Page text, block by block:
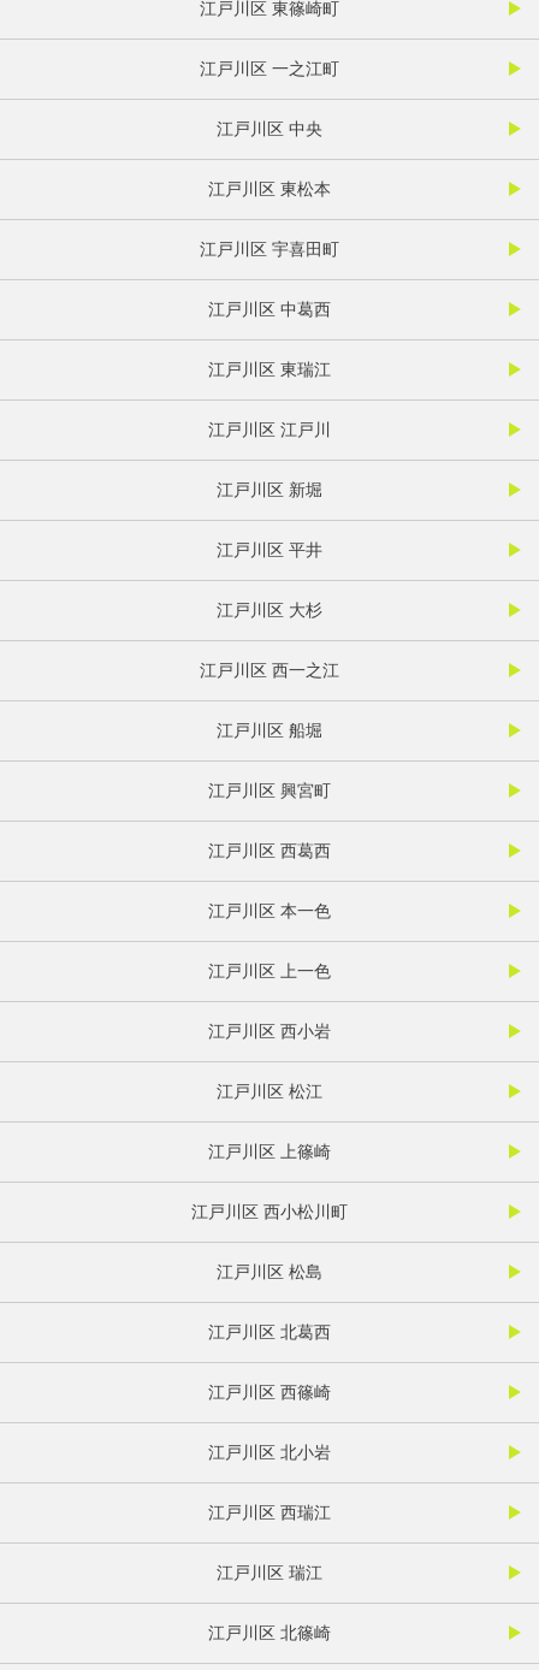
江戸川区 東篠崎町
江戸川区 一之江町
江戸川区 中央
江戸川区 東松本
江戸川区 宇喜田町
江戸川区 中葛西
江戸川区 東瑞江
江戸川区 江戸川
江戸川区 新堀
江戸川区 平井
江戸川区 大杉
江戸川区 西一之江
江戸川区 船堀
江戸川区 興宮町
江戸川区 西葛西
江戸川区 本一色
江戸川区 上一色
江戸川区 西小岩
江戸川区 松江
江戸川区 上篠崎
江戸川区 西小松川町
江戸川区 松島
江戸川区 北葛西
江戸川区 西篠崎
江戸川区 北小岩
江戸川区 西瑞江
江戸川区 瑞江
江戸川区 北篠崎